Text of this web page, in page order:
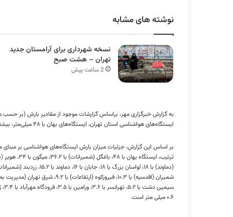
نوشته های مشابه
نسخه شهرداری برای آرامستان جدید
تهران – هشت صبح
2 ساعت پیش
به گزارش خبرگزاری مهر، براساس
ایستگاه‌های هواشناسی استان تهران، ایستگاه‌های بهان با ۴۸ میلی‌متر، بیشترین و فرودگاه امام با ۰.۶ میلی‌متر کمترین میزان بارش را داشته‌اند.
ترتیب، ایستگاه بهان با ۴۸، باغگل(شمیرانات) با ۳۶.۲، میگون با ۳۴، هویر
(دماوند) با ۱۸، لواسان بزرگ با ۱۸،
جابان با ۱۶، دماوند با ۱۵.۲، زردبند
شمیران (اقدسیه) با ۱۰.۳، فیروزکوه (ارتفاعات) با ۹.۲، شرق تهران (مدیریت بحران) با ۸، فیروزکوه با ۷،
سیمین دشت با ۵.۲، تهرانسر با ۳.۶، ورامین با ۳.۵، فرودگاه مهرآباد با ۳.۴، ژئوفیزیک با ۲، شهریار با ۱.۶،
۰.۶ میلی متر است.